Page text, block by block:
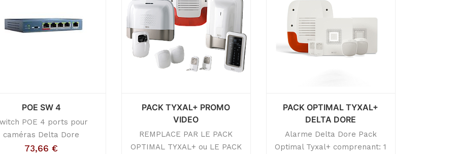
POE SW 4
POE 4 ports pour
caméras Delta Dore
73,66 €
PACK TYXAL+ PROMO
VIDEO
REMPLACE PAR LE PACK
OPTIMAL TYXAL+ ou LE PACK
PACK OPTIMAL TYXAL+
DELTA DORE
Alarme Delta Dore Pack
Optimal Tyxal+ comprenant: 1